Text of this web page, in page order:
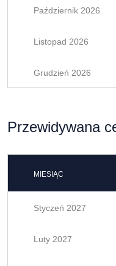
Październik 2026
Listopad 2026
Grudzień 2026
Przewidywana
MIESIĄC
Styczeń 2027
Luty 2027